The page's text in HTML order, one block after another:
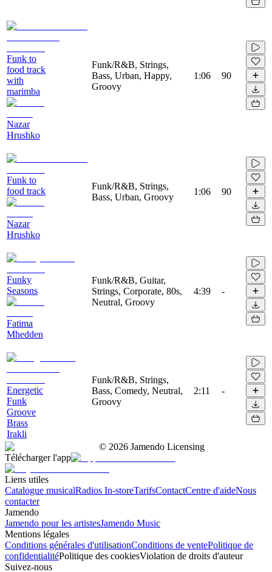
Funk to
food track
with
marimba
Nazar
Hrushko
Funk/R&B, Strings,
Bass, Urban, Happy,
Groovy
1:06 90
Funk to
food track
Nazar
Hrushko
Funk/R&B, Strings,
Bass, Urban, Groovy
1:06 90
Funky
Seasons
Fatima
Mhedden
Funk/R&B, Guitar,
Strings, Corporate, 80s,
Neutral, Groovy
4:39 -
Energetic
Funk
Groove
Brass
Irakli
Funk/R&B, Strings,
Bass, Comedy, Neutral,
Groovy
2:11 -
© 2026 Jamendo Licensing
Télécharger l'app
Liens utiles
Catalogue musicalRadios In-storeTarifsContactCentre d'aideNous
contacter
Jamendo
Jamendo pour les artistesJamendo Music
Mentions légales
Conditions générales d'utilisationConditions de ventePolitique de
confidentialitéPolitique des cookiesViolation de droits d'auteur
Suivez-nous